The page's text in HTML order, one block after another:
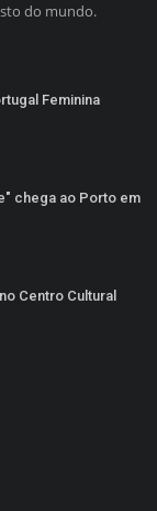
do mundo.
Feminina
chega ao Porto em
Centro Cultural